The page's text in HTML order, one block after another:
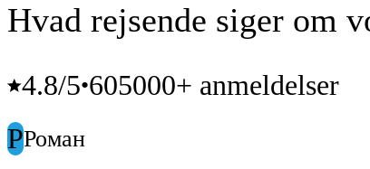
Hvad rejsende siger om
4.8/5•605000+ anmeldelser
РРоман